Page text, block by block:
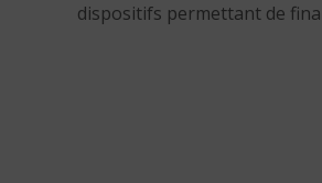
dispositifs permettant de